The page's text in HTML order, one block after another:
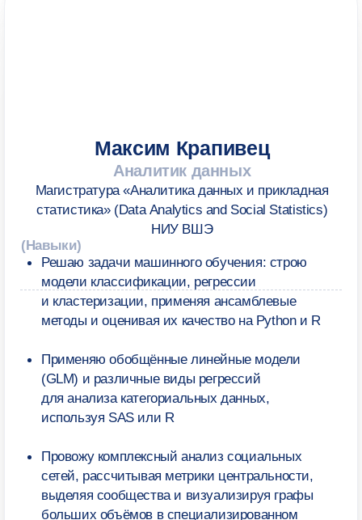
Татьяна Анна
Сделайте первый
шаг — запишитесь
на консультацию
Мы свяжемся с вами по телефону —
расскажем о программе и ответим
+7
Оставить заявку